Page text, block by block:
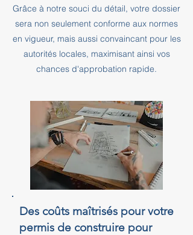
Grâce à notre souci du détail, votre dossier
sera non seulement conforme aux normes
en vigueur, mais aussi convaincant pour les
autorités locales, maximisant ainsi vos
chances d'approbation rapide.
Des coûts maîtrisés pour votre
permis de construire pour